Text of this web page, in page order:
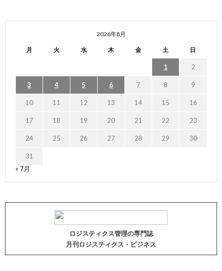
2026年8月
月 火 水 木 金 土 日
1 2
3 4 5 6 7 8 9
10 11 12 13 14 15 16
17 18 19 20 21 22 23
24 25 26 27 28 29 30
31
« 7月
ロジスティクス管理の専門誌
月刊ロジスティクス・ビジネス